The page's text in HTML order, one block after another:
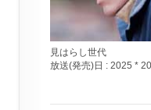
見はらし世代
放送(発売)日 : 2025 *